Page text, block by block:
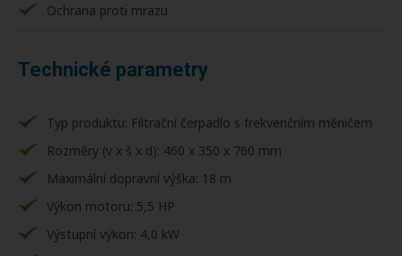
Ochrana proti mrazu
Technické parametry
Typ produktu: Filtrační čerpadlo s frekvenčním měničem
Rozměry (v x š x d): 460 x 350 x 760 mm
Maximální dopravní výška: 18 m
Výkon motoru: 5,5 HP
Výstupní výkon: 4,0 kW